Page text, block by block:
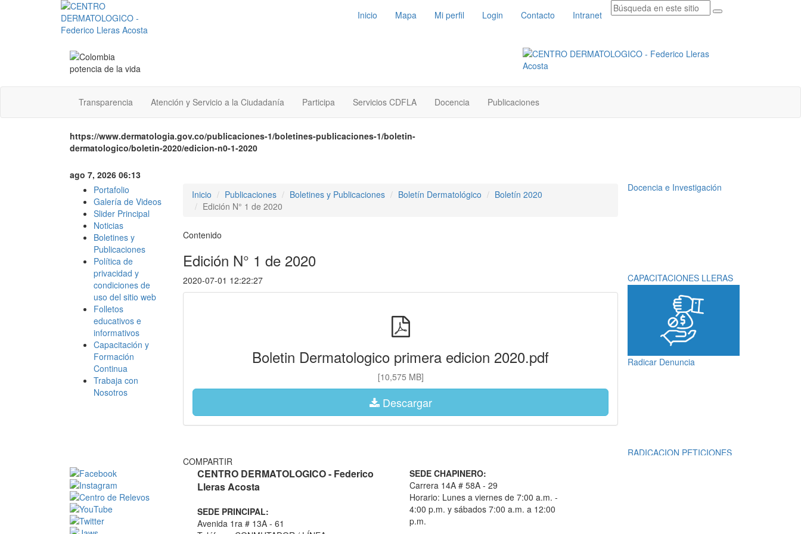
Inicio Mapa Mi perfil Login Contacto Intranet
Transparencia Atención y Servicio a la Ciudadanía Participa Servicios CDFLA Docencia Publicaciones
https://www.dermatologia.gov.co/publicaciones-1/boletines-publicaciones-1/boletin-
dermatologico/boletin-2020/edicion-n0-1-2020
ago 7, 2026 06:13
Portafolio
Galería de Videos
Slider Principal
Noticias
Boletines y
Publicaciones
Política de
privacidad y
condiciones de
uso del sitio web
Folletos
educativos e
informativos
Capacitación y
Formación
Continua
Trabaja con
Nosotros
Inicio Publicaciones Boletines y Publicaciones Boletín Dermatológico
Boletín 2020
Edición N° 1 de 2020
Contenido
Edición N° 1 de 2020
2020-07-01 12:22:27
Boletin Dermatologico primera edicion 2020.pdf
[10,575 MB]
Descargar
COMPARTIR
RADICACION ORFEO
Docencia e Investigación
CAPACITACIONES LLERAS
Radicar Denuncia
RADICACION PETICIONES
CENTRO DERMATOLOGICO - Federico
Lleras Acosta
SEDE PRINCIPAL:
Avenida 1ra # 13A - 61
SEDE CHAPINERO:
Carrera 14A # 58A - 29
Horario: Lunes a viernes de 7:00 a.m. -
4:00 p.m. y sábados 7:00 a.m. a 12:00
p.m.